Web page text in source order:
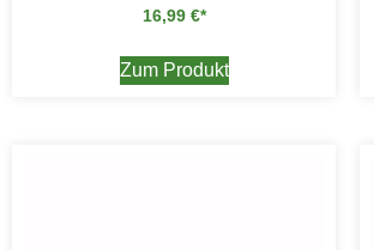
16,99 €
Zum Produkt